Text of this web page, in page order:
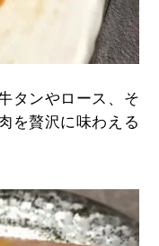
タンやロース、そ
を贅沢に味わえる